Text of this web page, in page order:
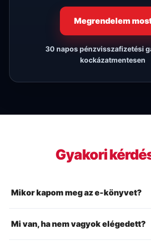
Megrendelem
30 napos pénzvisszafizetési
kockázatmentesen
Gyakori
Mikor kapom meg az e-könyvet?
Mi van, ha nem vagyok elégedett?